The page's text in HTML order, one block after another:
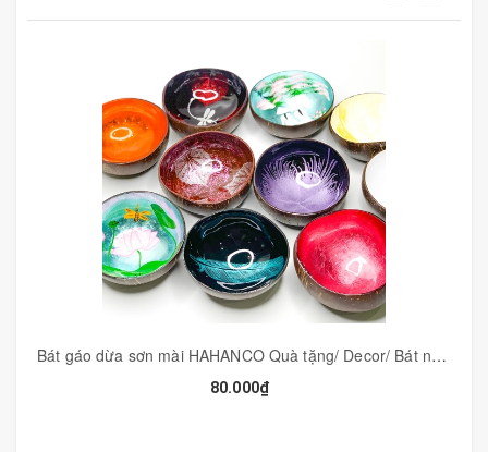
nguyên 100% của vị trà.
✔ Sử dụng xúc trà, cafe, múc gia vị.
✔ Phụ kiện thìa gỗ vừa sử dụng chụp ảnh hoặc decor
trang trí cho nhà hàng, món ăn.
✔ Loại thìa này được CTy HAHANCO sản xuất chủ yếu
xuất khẩu sang Nhật và Châu Âu, các đường nét và chi
tiết được làm chau chuốt rất đẹp.
Bát gáo dừa sơn mài HAHANCO Quà tặng/ Decor/ Bát ngâm tay cho tiệm Nail, Spa - CTH585
80.000₫